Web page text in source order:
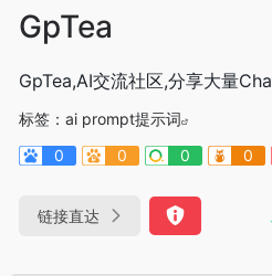
GpTea
GpTea,AI交流社区,分享大量
标签： ai prompt提示词
0
0 0 0
链接直达